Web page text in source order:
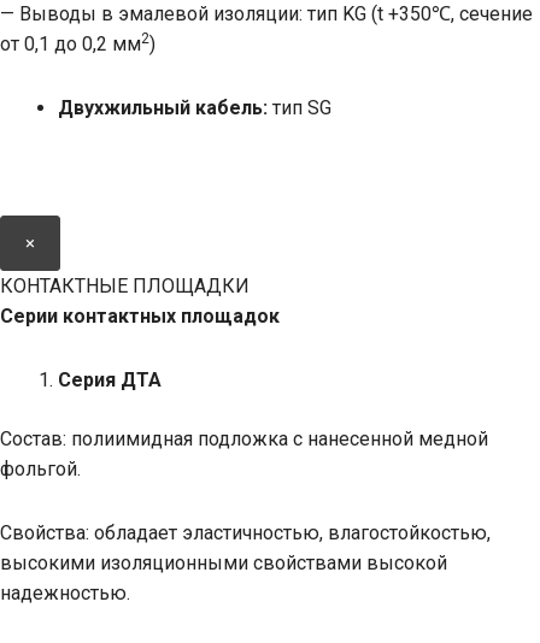
— Выводы в эмалевой изоляции: тип KG (t +350℃, сечение
от 0,1 до 0,2 мм2)
Двухжильный кабель: тип SG
×
КОНТАКТНЫЕ ПЛОЩАДКИ
Серии контактных площадок
Серия ДТА
Состав: полиимидная подложка с нанесенной медной
фольгой.
Свойства: обладает эластичностью, влагостойкостью,
высокими изоляционными свойствами высокой
надежностью.